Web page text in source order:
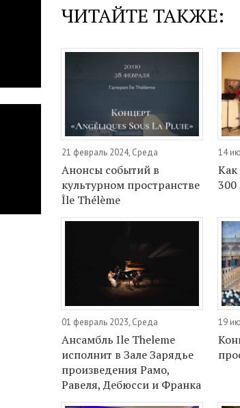
ЧИТАЙТЕ ТАКЖЕ:
21 февраль 2024, Среда
Анонсы событий в
культурном пространстве
Île Thélème
14
Как
300
01 февраль 2023, Среда
Ансамбль Ile Theleme
исполнит в Зале Зарядье
произведения Рамо,
Равеля, Дебюсси и Франка
19